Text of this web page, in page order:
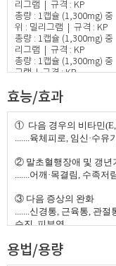
리그램 | 규격 : KP
총량 : 1캡슐 (1,300mg)
위 : 밀리그램 | 규격 : KP
총량 : 1캡슐 (1,300mg)
리그램 | 규격 : KP
총량 : 1캡슐 (1,300mg)
그램 | 규격 : KP
리그램 | 규격 : KP
총량 : 1캡슐 (1,300mg)
이크로그램 | 규격 : KP
총량 : 1캡슐 (1,300mg)
위 : 밀리그램 | 규격 : KP
램 | 규격 : KP
첨가제 : 콩기름, 황색5호,
효능/효과
① 다음 경우의 비타민
.......육체피로, 임신 ·수유
② 말초혈행장애 및 갱
.......어깨 ·목결림, 수족저
③ 다음 증상의 완화
.......신경통, 근육통, 관절
습진, 피부염
④각기
용법/용량